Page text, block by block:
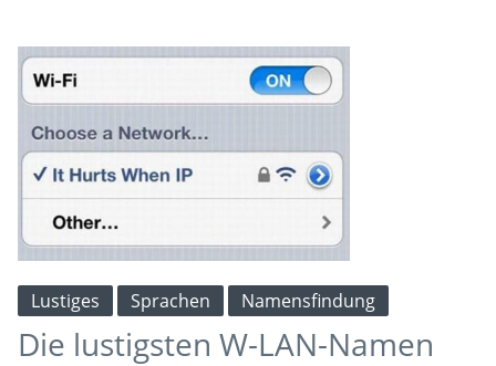
Lustiges Sprachen Namensfindung
Die lustigsten W-LAN-Namen